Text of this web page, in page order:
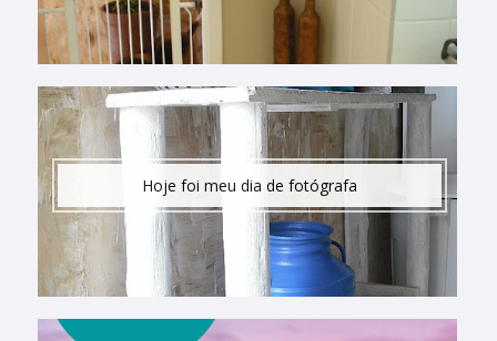
Hoje foi meu dia de fotógrafa